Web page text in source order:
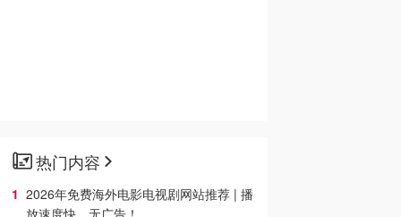
热门内容
2026年免费海外电影电视剧网站推荐 | 播
放速度快，无广告！